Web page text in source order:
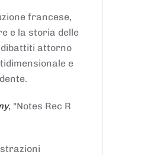
francese,
e la storia delle
dibattiti attorno
e
, "Notes Rec R